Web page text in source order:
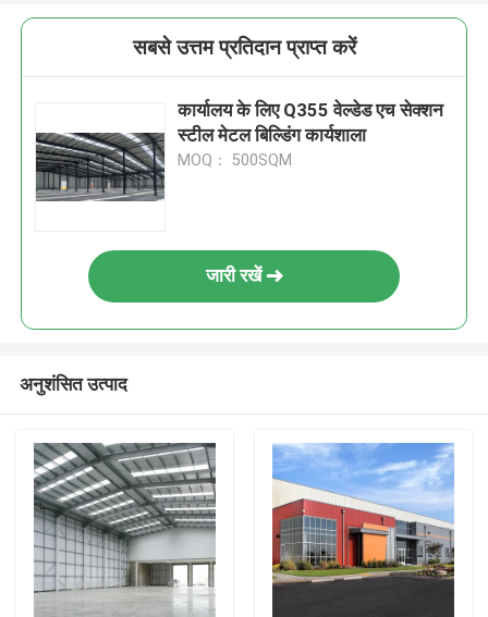
सबसे उत्तम प्रतिदान प्राप्त करें
कार्यालय के लिए Q355 वेल्डेड एच सेक्शन
स्टील मेटल बिल्डिंग कार्यशाला
MOQ： 500SQM
जारी रखें
अनुशंसित उत्पाद